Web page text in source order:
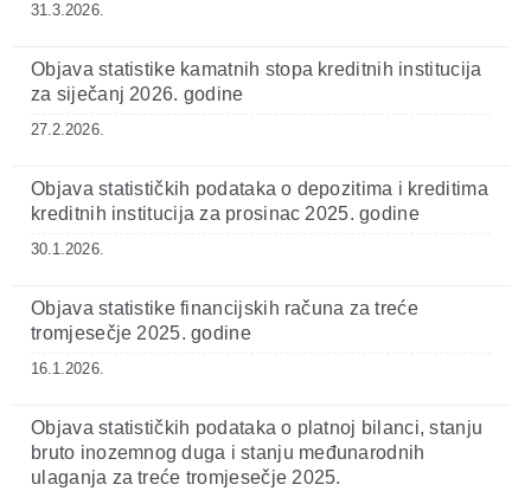
31.3.2026.
Objava statistike kamatnih stopa kreditnih institucija
za siječanj 2026. godine
27.2.2026.
Objava statističkih podataka o depozitima i kreditima
kreditnih institucija za prosinac 2025. godine
30.1.2026.
Objava statistike financijskih računa za treće
tromjesečje 2025. godine
16.1.2026.
Objava statističkih podataka o platnoj bilanci, stanju
bruto inozemnog duga i stanju međunarodnih
ulaganja za treće tromjesečje 2025.